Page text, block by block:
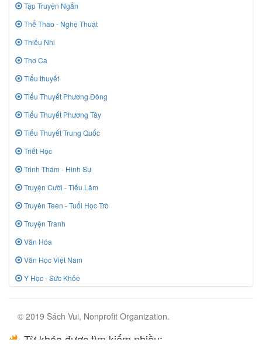
Tập Truyện Ngắn
Thể Thao - Nghệ Thuật
Thiếu Nhi
Thơ Ca
Tiểu thuyết
Tiểu Thuyết Phương Đông
Tiểu Thuyết Phương Tây
Tiểu Thuyết Trung Quốc
Triết Học
Trinh Thám - Hình Sự
Truyện Cười - Tiếu Lâm
Truyên Teen - Tuổi Học Trò
Truyện Tranh
Văn Hóa
Văn Học Việt Nam
Y Học - Sức Khỏe
© 2019 Sách Vui, Nonprofit Organization.
Từ khóa được tìm kiếm nhiều: